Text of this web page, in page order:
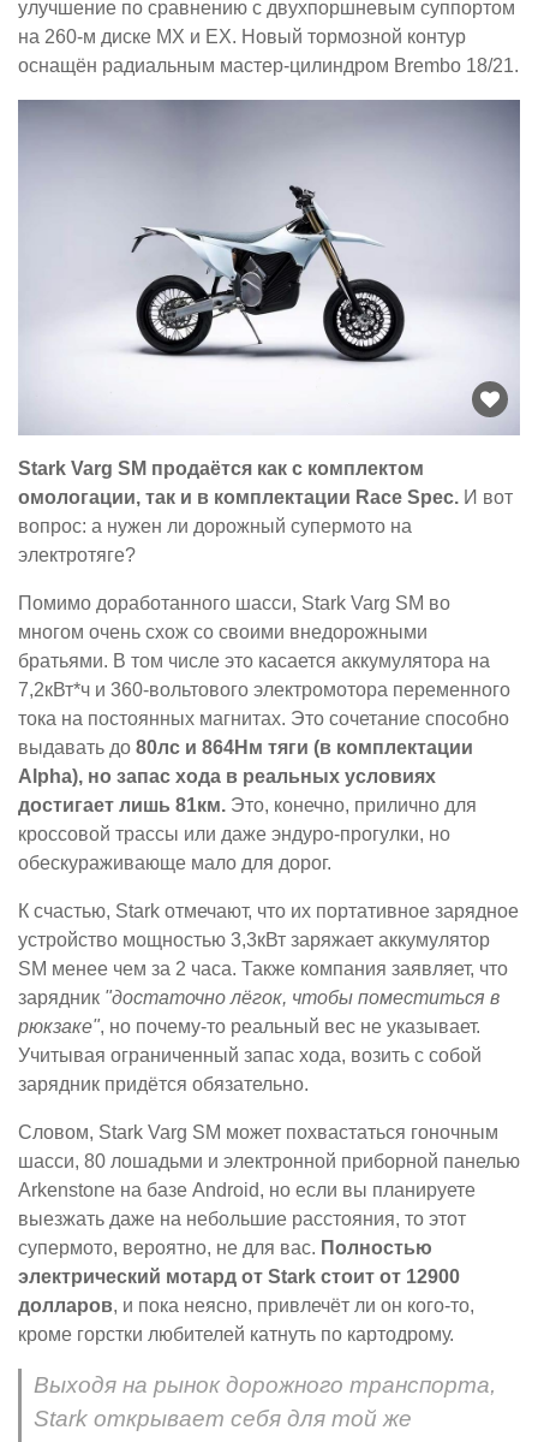
улучшение по сравнению с двухпоршневым суппортом
на 260-м диске MX и EX. Новый тормозной контур
оснащён радиальным мастер-цилиндром Brembo 18/21.
Stark Varg SM продаётся как с комплектом
омологации, так и в комплектации Race Spec. И вот
вопрос: а нужен ли дорожный супермото на
электротяге?
Помимо доработанного шасси, Stark Varg SM во
многом очень схож со своими внедорожными
братьями. В том числе это касается аккумулятора на
7,2кВт*ч и 360-вольтового электромотора переменного
тока на постоянных магнитах. Это сочетание способно
выдавать до 80лс и 864Нм тяги (в комплектации
Alpha), но запас хода в реальных условиях
достигает лишь 81км. Это, конечно, прилично для
кроссовой трассы или даже эндуро-прогулки, но
обескураживающе мало для дорог.
К счастью, Stark отмечают, что их портативное зарядное
устройство мощностью 3,3кВт заряжает аккумулятор
SM менее чем за 2 часа. Также компания заявляет, что
зарядник "достаточно лёгок, чтобы поместиться в
рюкзаке", но почему-то реальный вес не указывает.
Учитывая ограниченный запас хода, возить с собой
зарядник придётся обязательно.
Словом, Stark Varg SM может похвастаться гоночным
шасси, 80 лошадьми и электронной приборной панелью
Arkenstone на базе Android, но если вы планируете
выезжать даже на небольшие расстояния, то этот
супермото, вероятно, не для вас. Полностью
электрический мотард от Stark стоит от 12900
долларов, и пока неясно, привлечёт ли он кого-то,
кроме горстки любителей катнуть по картодрому.
Выходя на рынок дорожного транспорта,
Stark открывает себя для той же